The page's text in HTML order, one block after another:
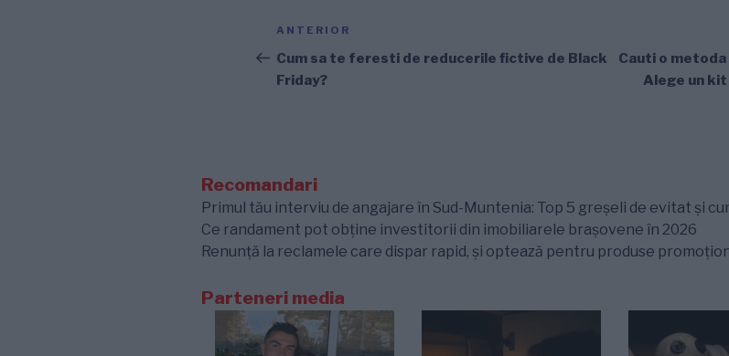
Navigare
în
articole
Articolul
anterior
ANTERIOR
Cum sa te feresti de reducerile fictive de Black
Friday?
Cauti o
Alege un
Recomandari
Primul tău interviu de angajare în Sud-Muntenia: Top 5 greșeli de evitat și
Ce randament pot obține investitorii din imobiliarele brașovene în 2026
Renunță la reclamele care dispar rapid, și optează pentru produse
Parteneri media